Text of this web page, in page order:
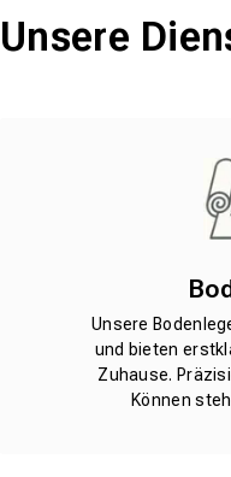
Unsere
Unsere
und bieten
Zuhause.
Können